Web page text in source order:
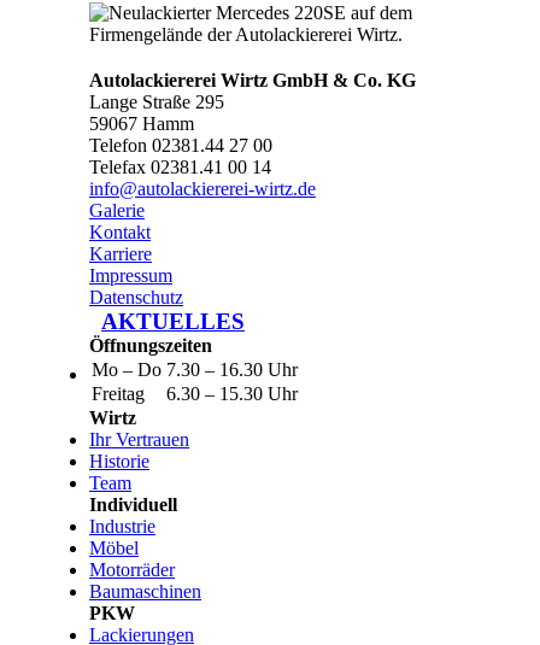
Autolackiererei Wirtz GmbH & Co. KG
Lange Straße 295
59067 Hamm
Telefon 02381.44 27 00
Telefax 02381.41 00 14
info@autolackiererei-wirtz.de
Galerie
Kontakt
Karriere
Impressum
Datenschutz
AKTUELLES
Öffnungszeiten
Mo – Do 7.30 – 16.30 Uhr
Freitag
6.30 – 15.30 Uhr
Wirtz
Ihr Vertrauen
Historie
Team
Individuell
Industrie
Möbel
Motorräder
Baumaschinen
PKW
Lackierungen